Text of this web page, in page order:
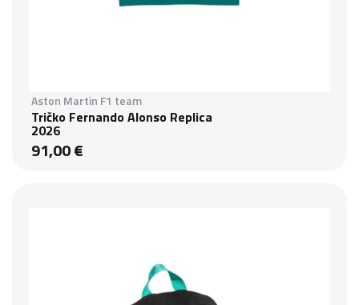
Aston Martin F1 team
Tričko Fernando Alonso Replica
2026
91,00 €